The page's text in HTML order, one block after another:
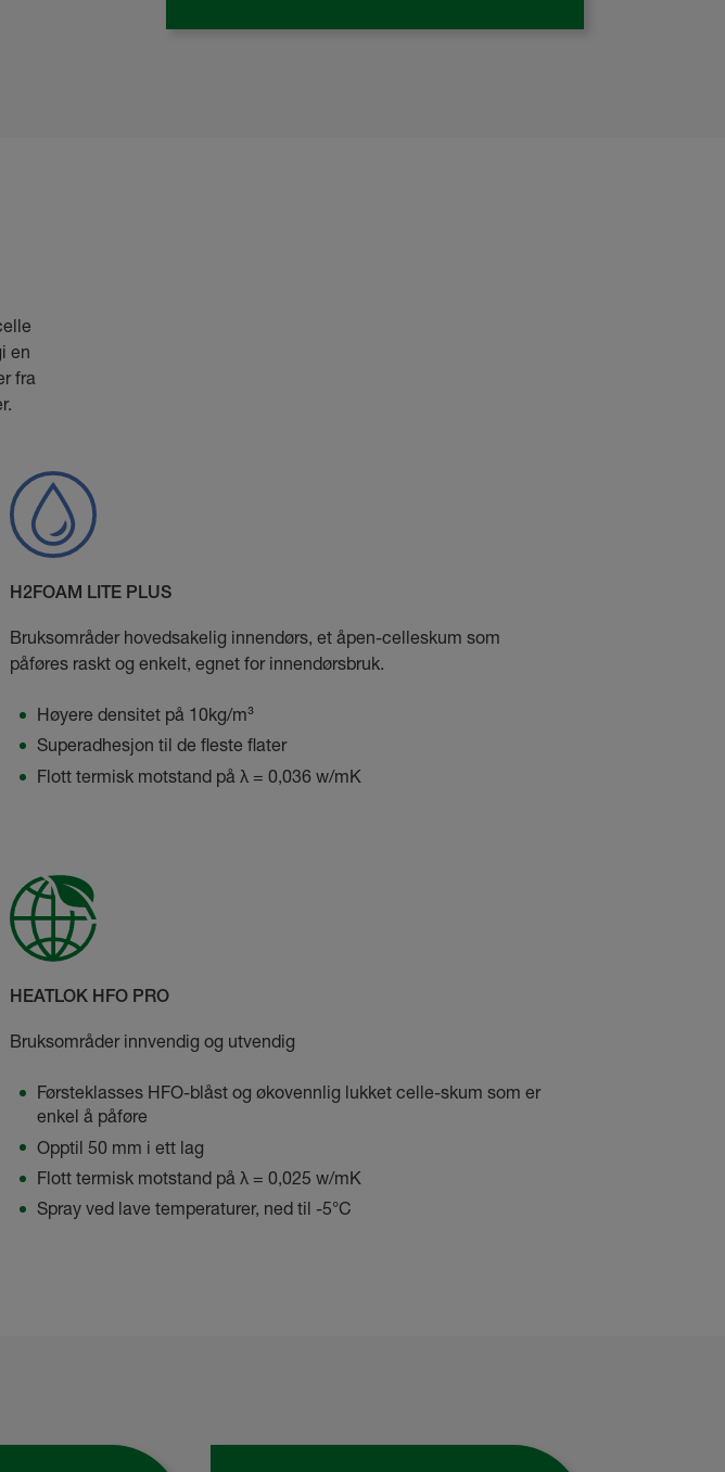
en
fra
H2FOAM LITE PLUS
Bruksområder hovedsakelig innendørs, et åpen-celleskum som
påføres raskt og enkelt, egnet for innendørsbruk.
Høyere densitet på 10kg/m³
Superadhesjon til de fleste flater
Flott termisk motstand på λ = 0,036 w/mK
HEATLOK HFO PRO
Bruksområder innvendig og utvendig
Førsteklasses HFO-blåst og økovennlig lukket celle-skum som er
enkel å påføre
Opptil 50 mm i ett lag
Flott termisk motstand på λ = 0,025 w/mK
Spray ved lave temperaturer, ned til -5°C